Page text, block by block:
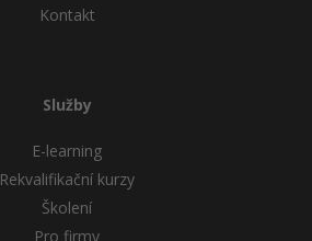
Kontakt
Služby
E-learning
Rekvalifikační kurzy
Školení
Pro firmy